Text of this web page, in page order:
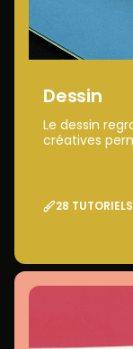
Dessin
Le dessin
créatives
28 TUTORIELS